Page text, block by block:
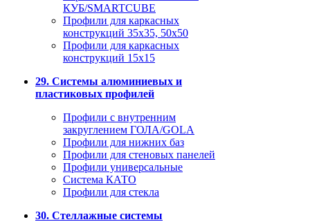
КУБ/SMARTCUBE
Профили для каркасных
конструкций 35x35, 50x50
Профили для каркасных
конструкций 15х15
29. Системы алюминиевых и
пластиковых профилей
Профили с внутренним
закруглением ГОЛА/GOLA
Профили для нижних баз
Профили для стеновых панелей
Профили универсальные
Система КАТО
Профили для стекла
30. Стеллажные системы